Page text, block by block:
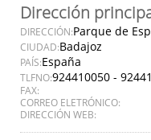
Dirección
DIRECCIÓN:Parque de
CIUDAD:Badajoz
PAÍS:España
TLFNO:924410050 -
FAX:
CORREO ELETRÓNICO:
DIRECCIÓN WEB: